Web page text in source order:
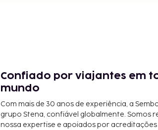
Confiado por viajantes em
mundo
Com mais de 30 anos de experiência, a
grupo Stena, confiável globalmente. Somos
nossa expertise e apoiados por acreditações